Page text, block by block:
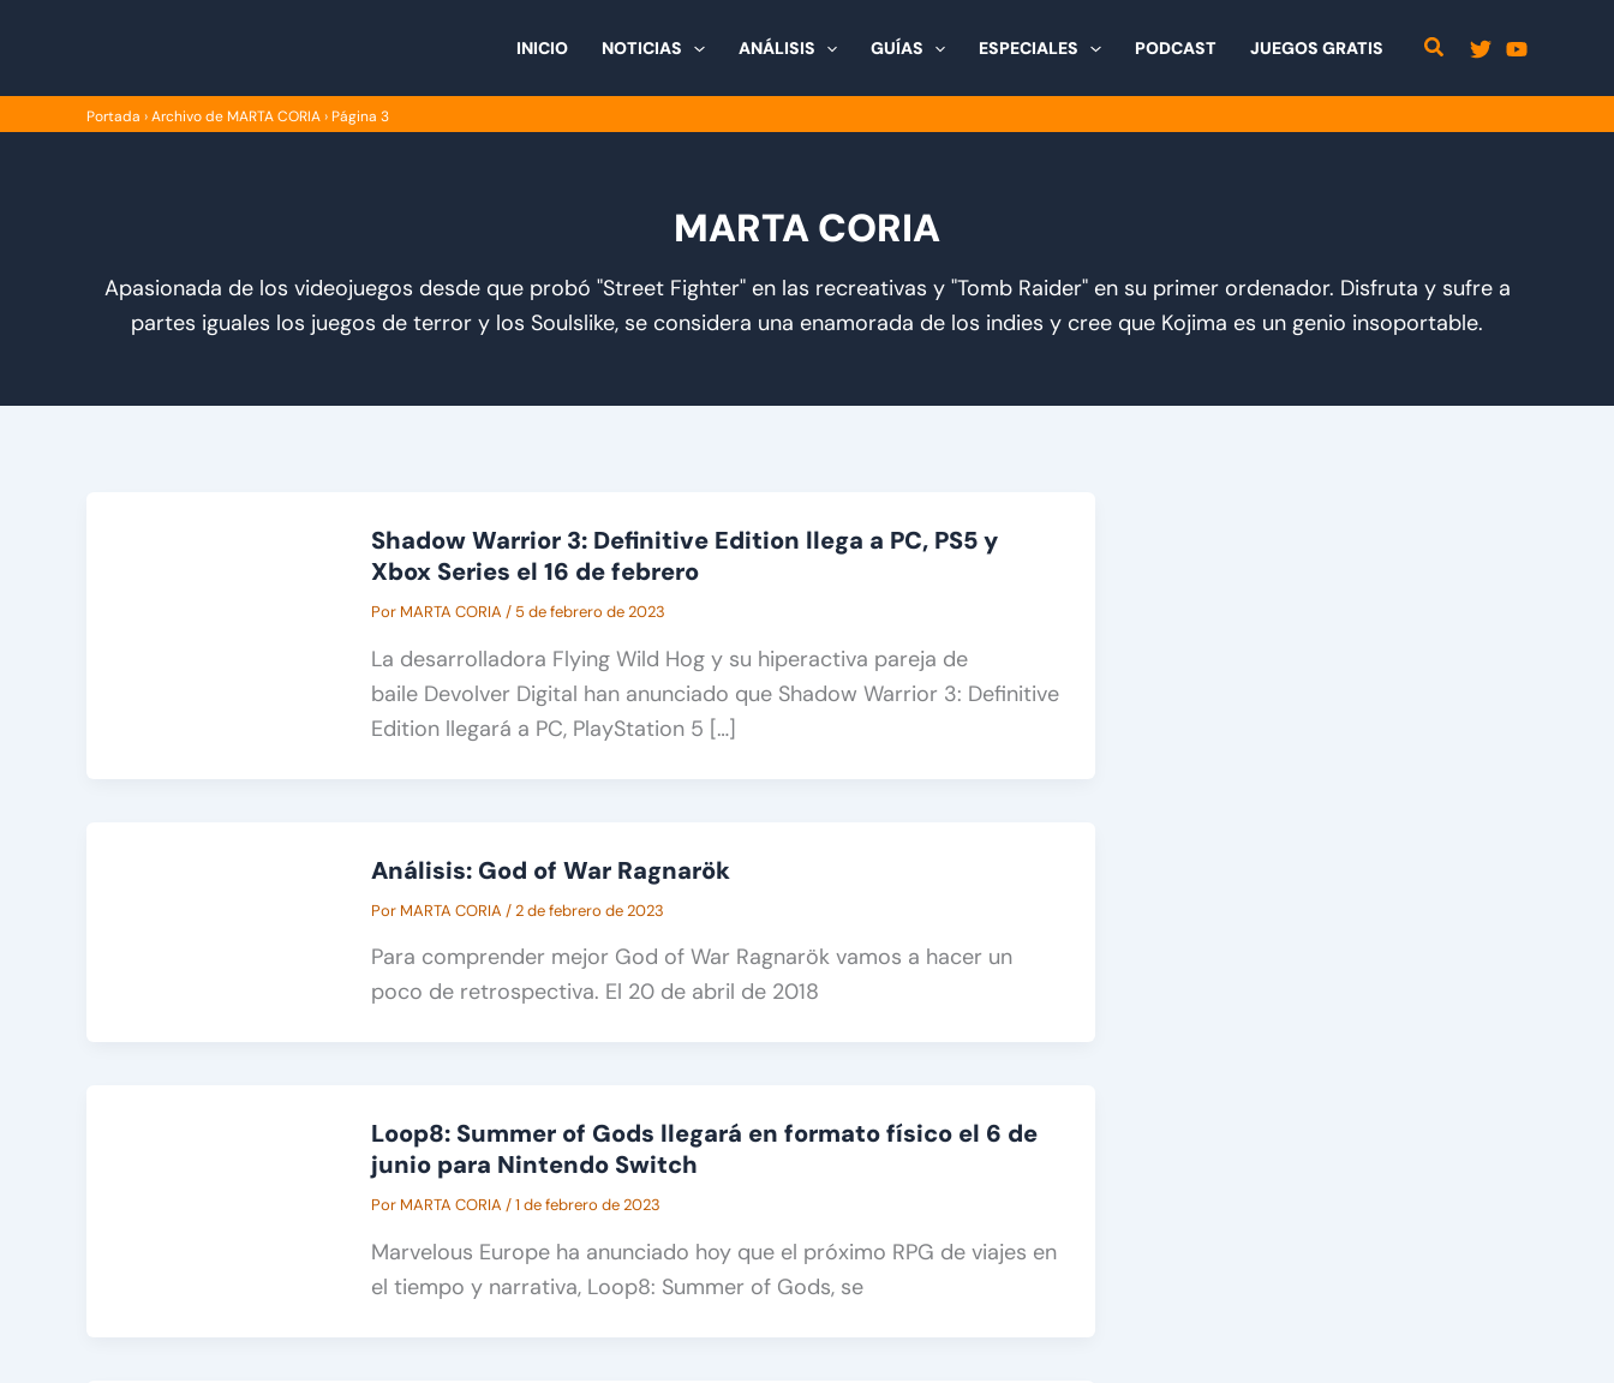
INICIO NOTICIAS ANÁLISIS GUÍAS ESPECIALES PODCAST JUEGOS GRATIS
Portada ›Archivo de MARTA CORIA›Página 3
MARTA CORIA
Apasionada de los videojuegos desde que probó "Street Fighter" en las recreativas y "Tomb Raider" en su primer ordenador. Disfruta y sufre a
partes iguales los juegos de terror y los Soulslike, se considera una enamorada de los indies y cree que Kojima es un genio insoportable.
Shadow Warrior 3: Definitive Edition llega a PC, PS5 y
Xbox Series el 16 de febrero
Por MARTA CORIA / 5 de febrero de 2023
La desarrolladora Flying Wild Hog y su hiperactiva pareja de
baile Devolver Digital han anunciado que Shadow Warrior 3: Definitive
Edition llegará a PC, PlayStation 5 […]
Análisis: God of War Ragnarök
Por MARTA CORIA /2 de febrero de 2023
Para comprender mejor God of War Ragnarök vamos a hacer un
poco de retrospectiva. El 20 de abril de 2018
Loop8: Summer of Gods llegará en formato físico el 6 de
junio para Nintendo Switch
Por MARTA CORIA /1 de febrero de 2023
Marvelous Europe ha anunciado hoy que el próximo RPG de viajes en
el tiempo y narrativa, Loop8: Summer of Gods, se